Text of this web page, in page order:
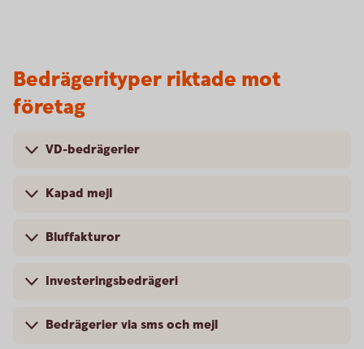
Bedrägerityper riktade mot
företag
VD-bedrägerier
Kapad mejl
Bluffakturor
Investeringsbedrägeri
Bedrägerier via sms och mejl